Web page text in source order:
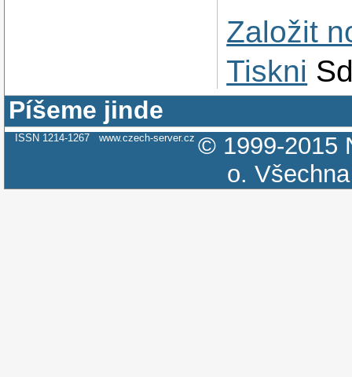
Založit
Tiskni
Píšeme jinde
ISSN 1214-1267 www.czech-server.cz © 1999-2015
o.